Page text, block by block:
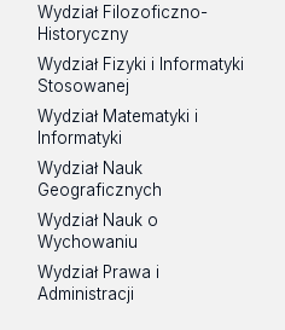
Wydział Filozoficzno-
Historyczny
Wydział Fizyki i Informatyki
Stosowanej
Wydział Matematyki i
Informatyki
Wydział Nauk
Geograficznych
Wydział Nauk o
Wychowaniu
Wydział Prawa i
Administracji